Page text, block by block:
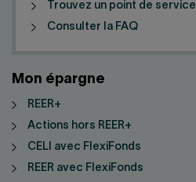
Trouvez un point de service
Consulter la FAQ
Mon épargne
REER+
Actions hors REER+
CELI avec FlexiFonds
REER avec FlexiFonds